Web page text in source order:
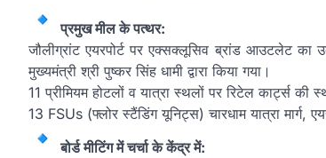
प्रमुख मील के पत्थर:
जौलीग्रांट एयरपोर्ट पर एक्सक्लूसिव ब्रांड आउटलेट का
मुख्यमंत्री श्री पुष्कर सिंह धामी द्वारा किया गया।
11 प्रीमियम होटलों व यात्रा स्थलों पर रिटेल कार्ट्स की
13 FSUs (फ्लोर स्टैंडिंग यूनिट्स) चारधाम यात्रा
बोर्ड मीटिंग में चर्चा के केंद्र में: